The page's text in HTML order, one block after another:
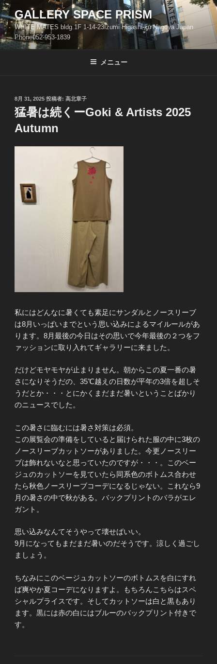
コ
ン
テ
ン
ツ
GALLERY SPACE PRISM
WHITE MATES bldg.1F 1-14-23Izumi Higashi-ku Nagoya Japan
Phone052-953-1839
メニュー
投
稿
日:
8月 31, 2025 投稿者: 高北章子
猛暑は続くーGoki & Artists 2025
Autumn
私にはどんなに暑くても素足にサンダルとノースリーブ
は8月いっぱいまでという思い込みによるマイルールがあ
ります。8月最後の今日はその思いで今年最後の２つをフ
ァッションに取り入れてギャラリーに来ました。
だけどモヤモヤが止まりません。朝からこの夏一番の暑
さになりそうだの、35℃越えの日数が平年の3倍を超しそ
うだとか・・・とにかくまだまだ暑いということばかり
のニュースでした。
この暑さに臨むには暑さ対策は必須。
この展覧会の準備をしていると届けられた服の中に3枚の
ノースリーブカットソーがありました。今更ノースリー
ブは飾れないなと思っていたのですが・・・。このベー
ジュのカットソーを見ていたら同系色のボトムス合わせ
たら秋色ノースリーブコーデになるじゃない。これなら9
月の暑さの中で秋がある。バックプリントのバラがエレ
ガント。
思い込みなんてそうやって壊せばいい。
9月になってもまだまだ暑いのだそうです。涼しく過ごし
ましょう。
ちなみにこのベージュカットソーのボトムスを白にすれ
ば爽やか夏コーデになりますよ。もちろんこちらはスペ
シャルプライスです。そしてカットソーは白と黒もあり
ます。黒には赤の白にはブルーのバックプリント付きで
す。